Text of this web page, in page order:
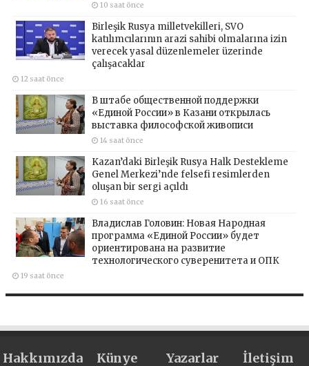
10 saat önce
Birleşik Rusya milletvekilleri, SVO
katılımcılarının arazi sahibi olmalarına izin
verecek yasal düzenlemeler üzerinde
çalışacaklar
12 saat önce
В штабе общественной поддержки
«Единой России» в Казани открылась
выставка философской живописи
14 saat önce
Kazan’daki Birleşik Rusya Halk Destekleme
Genel Merkezi’nde felsefi resimlerden
oluşan bir sergi açıldı
16 saat önce
Владислав Головин: Новая Народная
программа «Единой России» будет
ориентирована на развитие
технологического суверенитета и ОПК
19 saat önce
Hakkımızda Künye Yazarlar İletişim